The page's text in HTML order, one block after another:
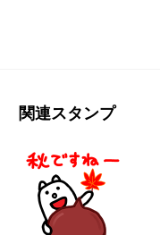
関連スタンプ